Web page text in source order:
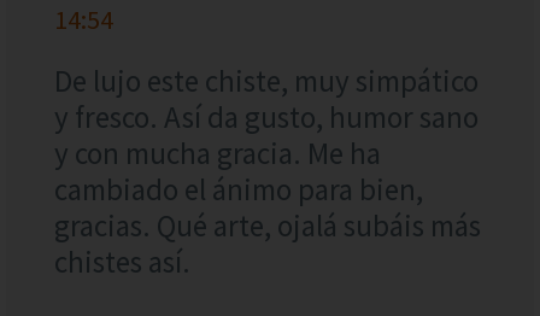
14:54
De lujo este chiste, muy simpático
y fresco. Así da gusto, humor sano
y con mucha gracia. Me ha
cambiado el ánimo para bien,
gracias. Qué arte, ojalá subáis más
chistes así.